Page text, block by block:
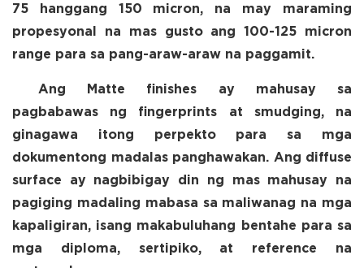
75 hanggang 150 micron, na may maraming
propesyonal na mas gusto ang 100-125 micron
range para sa pang-araw-araw na paggamit.
Ang Matte finishes ay mahusay sa
pagbabawas ng fingerprints at smudging, na
ginagawa itong perpekto para sa mga
dokumentong madalas panghawakan. Ang diffuse
surface ay nagbibigay din ng mas mahusay na
pagiging madaling mabasa sa maliwanag na mga
kapaligiran, isang makabuluhang bentahe para sa
mga diploma, sertipiko, at reference na